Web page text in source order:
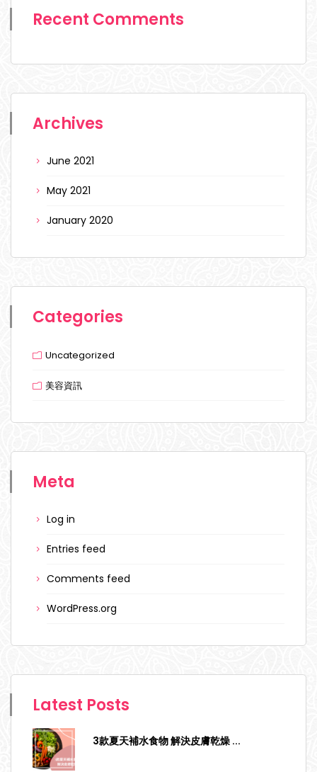
Recent Comments
Archives
June 2021
May 2021
January 2020
Categories
Uncategorized
美容資訊
Meta
Log in
Entries feed
Comments feed
WordPress.org
Latest Posts
3款夏天補水食物 解決皮膚乾燥 ...